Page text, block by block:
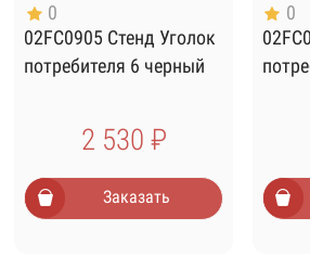
0
02FC0905 Стенд Уголок
потребителя 6 черный
2 530 ₽
Заказать
0